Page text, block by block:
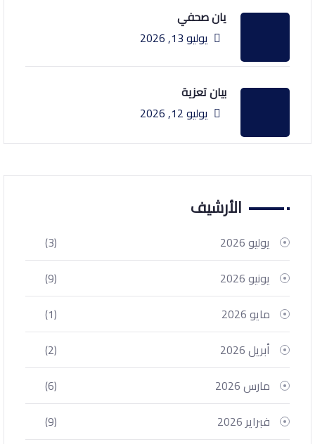
يان صحفي
يوليو 13, 2026
بيان تعزية
يوليو 12, 2026
الأرشيف
يوليو 2026
(3)
يونيو 2026
(9)
مايو 2026
(1)
أبريل 2026
(2)
مارس 2026
(6)
فبراير 2026
(9)